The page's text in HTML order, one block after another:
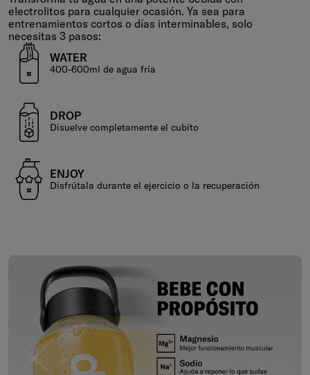
electrolitos para cualquier ocasión. Ya sea para
entrenamientos cortos o días interminables, solo
necesitas 3 pasos:
WATER
400-600ml de agua fría
DROP
Disuelve completamente el cubito
ENJOY
Disfrútala durante el ejercicio o la recuperación